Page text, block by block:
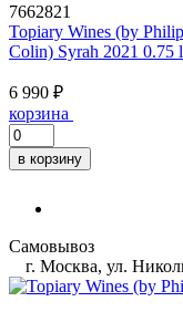
7662821
Topiary Wines (by
Colin) Syrah 2021 0.75 l
6 990 ₽
корзина
в корзину
Самовывоз
г. Москва, ул.